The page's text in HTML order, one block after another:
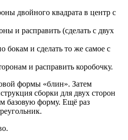
двойного квадрата в центр с
и расправить (сделать с двух
бокам и сделать то же самое с
и расправить коробочку.
формы «блин». Затем
сборки для двух сторон
базовую форму. Ещё раз